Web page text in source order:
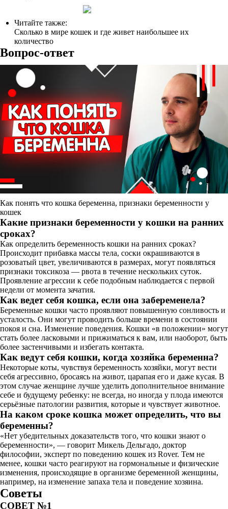
Читайте также:
Сколько в мире кошек и где живет наибольшее их
количество
Вопрос-ответ
Как понять что кошка беременна, признаки беременности у
кошек
Какие признаки беременности у кошки на ранних
сроках?
Как определить беременность кошки на ранних сроках?
Происходит прибавка массы тела, соски окрашиваются в
розоватый цвет, увеличиваются в размерах, могут появляться
признаки токсикоза — рвота в течение нескольких суток.
Проявление агрессии к себе подобным наблюдается с первой
недели от момента зачатия.
Как ведет себя кошка, если она забеременела?
Беременные кошки часто проявляют повышенную сонливость и
усталость. Они могут проводить больше времени в состоянии
покоя и сна. Изменение поведения. Кошки «в положении» могут
стать более ласковыми и прижиматься к вам, или наоборот, быть
более застенчивыми и избегать контакта.
Как ведут себя кошки, когда хозяйка беременна?
Некоторые коты, чувствуя беременность хозяйки, могут вести
себя агрессивно, бросаясь на живот, царапая его и даже кусая. В
этом случае женщине лучше уделить дополнительное внимание
себе и будущему ребенку: не всегда, но иногда у плода имеются
серьёзные патологии развития, которые и чувствует животное.
На каком сроке кошка может определить, что вы
беременны?
«Нет убедительных доказательств того, что кошки знают о
беременности», — говорит Микель Дельгадо, доктор
философии, эксперт по поведению кошек из Rover. Тем не
менее, кошки часто реагируют на гормональные и физические
изменения, происходящие в организме беременной женщины,
например, на изменение запаха тела и поведение хозяина.
Советы
СОВЕТ №1